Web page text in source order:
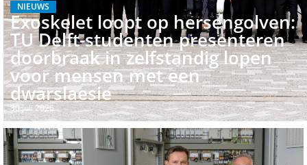
NIEUWS
Exoskelet loopt op hersengolven:
TU Delft-studenten presenteren
doorbraak in zelfstandig lopen
voor mensen met een
dwarslaesie
30 juli 2026